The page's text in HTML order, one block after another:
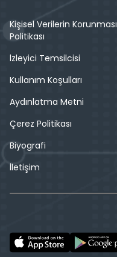
Kişisel Verilerin Korunması
Politikası
İzleyici Temsilcisi
Kullanım Koşulları
Aydınlatma Metni
Çerez Politikası
Biyografi
İletişim